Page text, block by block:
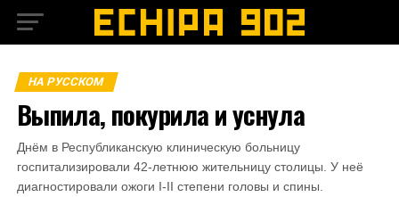
НА РУССКОМ
Выпила, покурила и уснула
Днём в Республиканскую клиническую больницу
госпитализировали 42-летнюю жительницу столицы. У неё
диагностировали ожоги I-II степени головы и спины.